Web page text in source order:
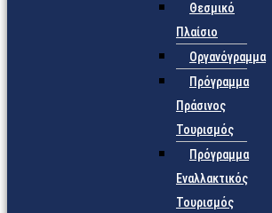
Θεσμικό
Πλαίσιο
Οργανόγραμμα
Πρόγραμμα
Πράσινος
Τουρισμός
Πρόγραμμα
Εναλλακτικός
Τουρισμός